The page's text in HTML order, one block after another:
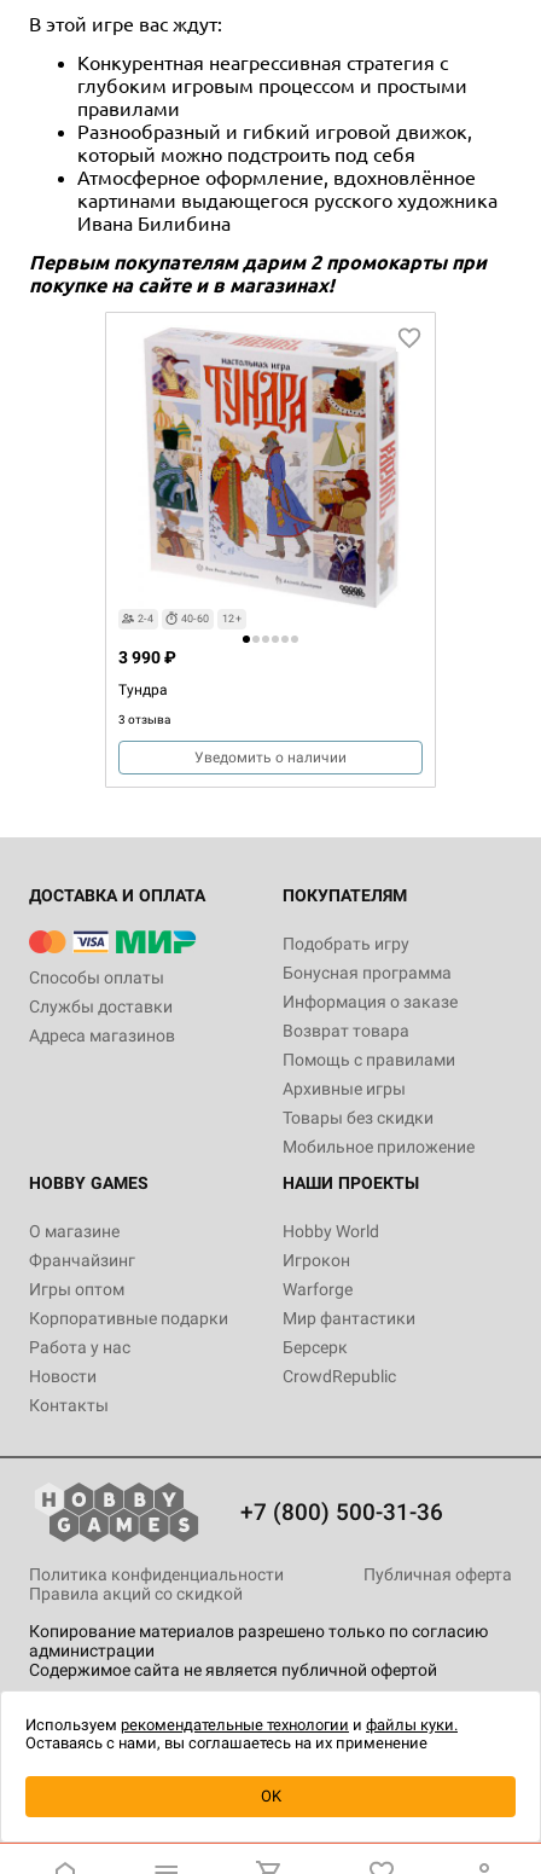
В этой игре вас ждут:
Конкурентная неагрессивная стратегия с
глубоким игровым процессом и простыми
правилами
Разнообразный и гибкий игровой движок,
который можно подстроить под себя
Атмосферное оформление, вдохновлённое
картинами выдающегося русского художника
Ивана Билибина
Первым покупателям дарим 2 промокарты при
покупке на сайте и в магазинах!
2-4 40-60 12+
Тундра
3 отзыва
3 990 ₽
Уведомить о наличии
ДОСТАВКА И ОПЛАТА
Способы оплаты
Службы доставки
Адреса магазинов
ПОКУПАТЕЛЯМ
Подобрать игру
Бонусная программа
Информация о заказе
Возврат товара
Помощь с правилами
Архивные игры
Товары без скидки
Мобильное приложение
HOBBY GAMES
О магазине
Франчайзинг
Игры оптом
Корпоративные подарки
Работа у нас
Новости
Контакты
НАШИ ПРОЕКТЫ
Hobby World
Игрокон
Warforge
Мир фантастики
Берсерк
CrowdRepublic
+7 (800) 500-31-36
Копирование материалов разрешено только по согласию
администрации
Содержимое сайта не является публичной офертой
Политика конфиденциальности
Публичная оферта
Правила акций со скидкой
технологии .
Используем рекомендательные технологии и файлы куки.
Оставаясь с нами, вы соглашаетесь на их применение
OK